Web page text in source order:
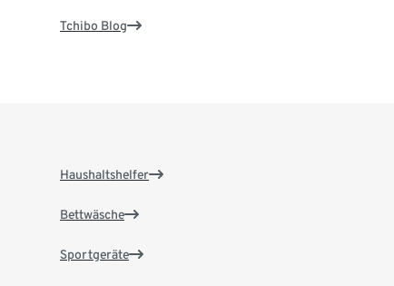
Tchibo Blog
Haushaltshelfer
Bettwäsche
Sportgeräte